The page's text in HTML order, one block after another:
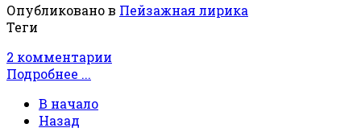
Опубликовано в Пейзажная лирика
Теги
2 комментарии
Подробнее ...
В начало
Назад